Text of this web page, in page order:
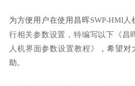
为方便用户在使用昌晖SWP-HMI人
行相关参数设置，特编写以下《昌
人机界面参数设置教程》
，希望对
助。